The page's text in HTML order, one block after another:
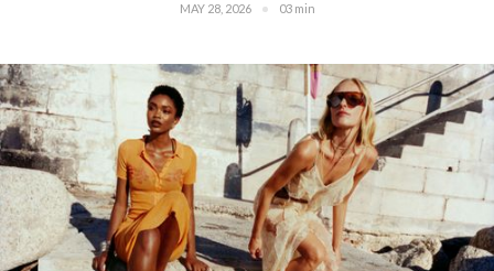
MAY 28, 2026
03 min